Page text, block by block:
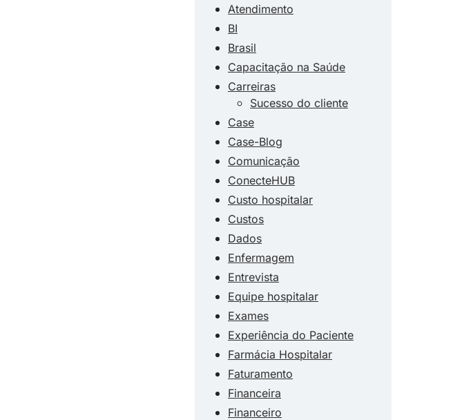
Atendimento
BI
Brasil
Capacitação na Saúde
Carreiras
Sucesso do cliente
Case
Case-Blog
Comunicação
ConecteHUB
Custo hospitalar
Custos
Dados
Enfermagem
Entrevista
Equipe hospitalar
Exames
Experiência do Paciente
Farmácia Hospitalar
Faturamento
Financeira
Financeiro